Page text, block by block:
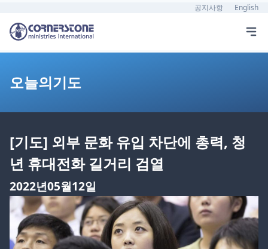
공지사항 English
오늘의기도
[기도] 외부 문화 유입 차단에 총력, 청
년 휴대전화 길거리 검열
2022년05월12일